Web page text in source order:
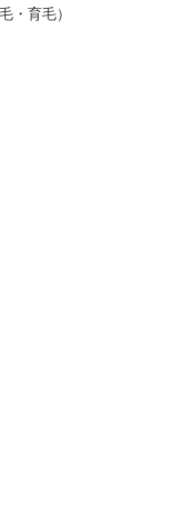
・育毛）